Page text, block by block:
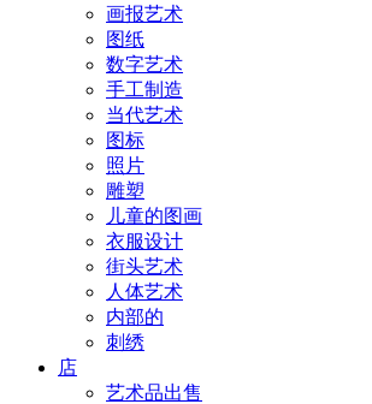
画报艺术
图纸
数字艺术
手工制造
当代艺术
图标
照片
雕塑
儿童的图画
衣服设计
街头艺术
人体艺术
内部的
刺绣
店
艺术品出售